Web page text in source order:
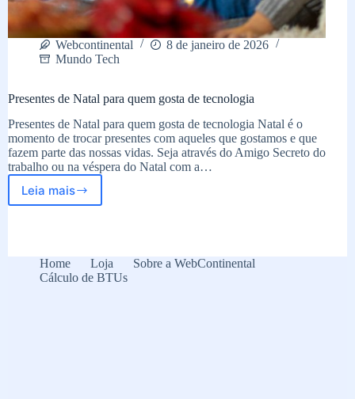
Webcontinental
8 de janeiro de 2026
Mundo Tech
Presentes de Natal para quem gosta de tecnologia
Presentes de Natal para quem gosta de tecnologia Natal é o
momento de trocar presentes com aqueles que gostamos e que
fazem parte das nossas vidas. Seja através do Amigo Secreto do
trabalho ou na véspera do Natal com a…
Leia maisPresentes
gosta
de
Home Loja
Sobre a WebContinental
Cálculo de BTUs